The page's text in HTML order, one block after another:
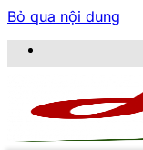
Bỏ qua nội dung